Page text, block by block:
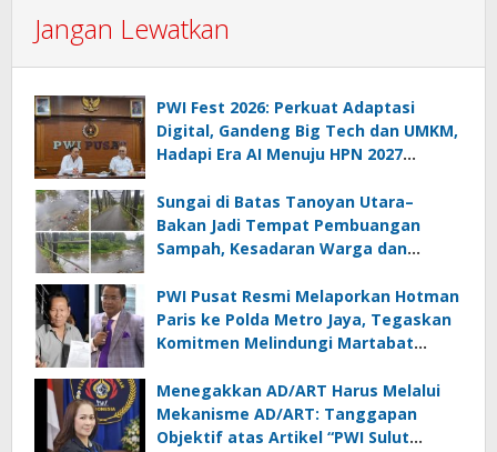
Jangan Lewatkan
PWI Fest 2026: Perkuat Adaptasi
Digital, Gandeng Big Tech dan UMKM,
Hadapi Era AI Menuju HPN 2027
Sungai di Batas Tanoyan Utara–
Bakan Jadi Tempat Pembuangan
Sampah, Kesadaran Warga dan
PWI Pusat Resmi Melaporkan Hotman
Paris ke Polda Metro Jaya, Tegaskan
Komitmen Melindungi Martabat
Menegakkan AD/ART Harus Melalui
Mekanisme AD/ART: Tanggapan
Objektif atas Artikel “PWI Sulut